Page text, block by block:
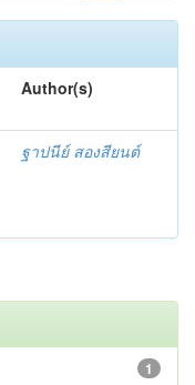
Author(s)
ฐาปนีย์ สองสียนต์
1